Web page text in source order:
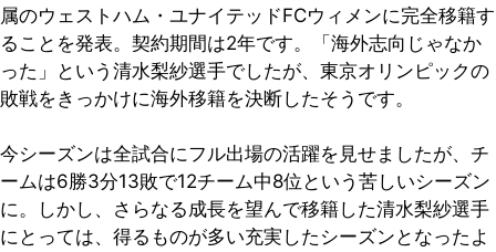
属のウェストハム・ユナイテッドFCウィメンに完全移籍す
ることを発表。契約期間は2年です。「海外志向じゃなか
った」という清水梨紗選手でしたが、東京オリンピックの
敗戦をきっかけに海外移籍を決断したそうです。
今シーズンは全試合にフル出場の活躍を見せましたが、チ
ームは6勝3分13敗で12チーム中8位という苦しいシーズン
に。しかし、さらなる成長を望んで移籍した清水梨紗選手
にとっては、得るものが多い充実したシーズンとなったよ